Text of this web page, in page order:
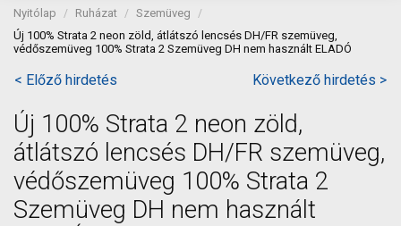
Nyitólap Ruházat
Szemüveg
Új 100% Strata 2 neon zöld, átlátszó lencsés DH/FR szemüveg,
védőszemüveg 100% Strata 2 Szemüveg DH nem használt ELADÓ
< Előző hirdetés Következő hirdetés >
Új 100% Strata 2 neon zöld,
átlátszó lencsés DH/FR szemüveg,
védőszemüveg 100% Strata 2
Szemüveg DH nem használt